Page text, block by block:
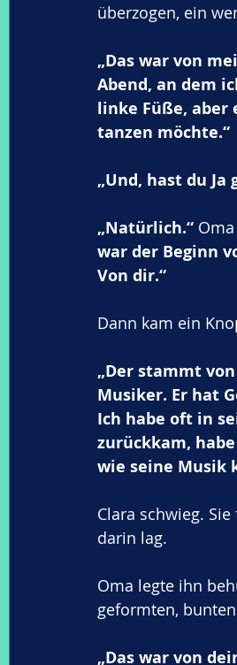
überzogen, ein
„Das war von
Abend, an dem
linke Füße, aber
tanzen möchte.“
„Und, hast du Ja
„Natürlich.“
war der Beginn
Von dir.“
Dann kam ein
„Der stammt
Musiker. Er hat
Ich habe oft in
zurückkam,
wie seine Musik
Clara schwieg.
darin lag.
Oma legte ihn
geformten,
„Das war von